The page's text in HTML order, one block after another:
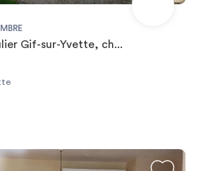
Gif-sur-Yvette, ch...